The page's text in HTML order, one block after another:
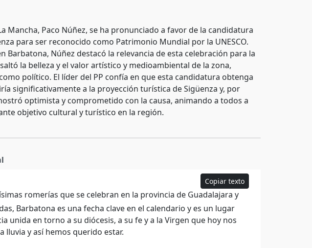
Mancha, Paco Núñez, se ha pronunciado a favor de la candidatura
para ser reconocido como Patrimonio Mundial por la UNESCO.
Núñez destacó la relevancia de esta celebración para la
la belleza y el valor artístico y medioambiental de la zona,
político. El líder del PP confía en que esta candidatura obtenga
significativamente a la proyección turística de Sigüenza y, por
optimista y comprometido con la causa, animando a todos a
objetivo cultural y turístico en la región.
Copiar texto
romerías que se celebran en la provincia de Guadalajara y
Barbatona es una fecha clave en el calendario y es un lugar
unida en torno a su diócesis, a su fe y a la Virgen que hoy nos
lluvia y así hemos querido estar.